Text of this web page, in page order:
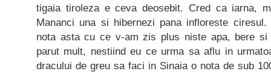
tigaia tiroleza e ceva deosebit. Cred ca iarna,
Mananci una si hibernezi pana infloreste
nota asta cu ce v-am zis plus niste apa, bere
parut mult, nestiind eu ce urma sa aflu in
dracului de greu sa faci in Sinaia o nota de sub